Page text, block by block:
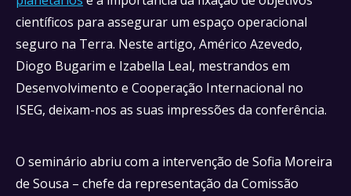
científicos para assegurar um espaço operacional
seguro na Terra. Neste artigo, Américo Azevedo,
Diogo Bugarim e Izabella Leal, mestrandos em
Desenvolvimento e Cooperação Internacional no
ISEG, deixam-nos as suas impressões da conferência.
O seminário abriu com a intervenção de Sofia Moreira
de Sousa – chefe da representação da Comissão